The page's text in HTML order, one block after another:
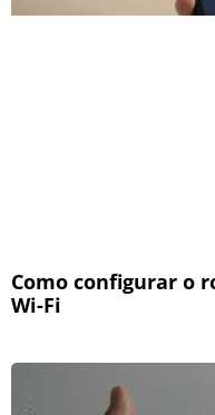
Como configurar o
Wi-Fi